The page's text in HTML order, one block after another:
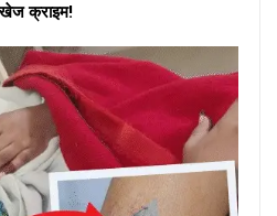
क्राइम!